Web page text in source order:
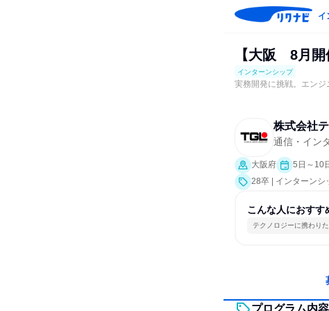
イ
【大阪 8月開
インターンシップ
実務開発に挑戦。エンジ
株式会社
通信・イン
大阪府 5日～10
28卒 | インターンシ
こんな人におすす
テクノロジーに携わり
プログラム内容